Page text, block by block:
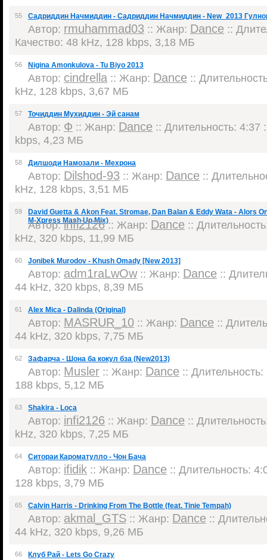
55 Садриддин Начмиддин - Садриддин Начмиддин - New_2013
Автор: rmuhammad03 :: Жанр: Dance ::
Качество: 48 kHz, 128 kbps, 3,18 МБ
56 Nigina Amonkulova - Tu Biyo 2013
Автор: cindrella :: Жанр: Dance ::
kHz, 128 kbps, 3,67 МБ
57 Точиддин Мухиддин - Эй санам
Автор: Ф :: Жанр: Dance :: Длительность: 4:37
kbps, 4,23 МБ
58 Дилшоди Намозали - Мехрона
Автор: Dilshod-93 :: Жанр: Dance ::
kHz, 128 kbps, 3,51 МБ
59
David Guetta & Akon Feat. Stromae, Dan Balan & Eddy Wata - Alors
M-Xpress Mash Up Mix)
Автор:infi2126:: Жанр: Dance ::
kHz, 320 kbps, 11,99 МБ
60 Jonibek Murodov - Khush Omady [New 2013]
Автор: adm1raLwOw:: Жанр: Dance ::
44 kHz, 320 kbps, 8,39 МБ
61 Alex Mica - Dalinda (Original)
Автор: MASRUR_10 :: Жанр: Dance ::
44 kHz, 320 kbps, 7,75 МБ
62 Зафарча - Шона ба кокул бза (New2013)
Автор: Musler :: Жанр: Dance ::
188 kbps, 5,12 МБ
63 Shakira - Loca
Автор: infi2126 :: Жанр: Dance ::
kHz, 320 kbps, 7,25 МБ
64 Ситораи Кароматулло - Чон Бача
Автор: ifidik :: Жанр: Dance :: Длительность:
128 kbps, 3,79 МБ
65 Calvin Harris - Drinking From The Bottle (feat. Tinie Tempah)
Автор: akmal_GTS :: Жанр: Dance ::
44 kHz, 320 kbps, 9,26 МБ
66 Клуб Рай - Lets Go Crazy